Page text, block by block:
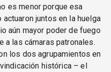
es menor porque esa
actuaron juntos en la huelga
aún mayor poder de fuego
a las cámaras patronales.
los dos agrupamientos en
histórica – el